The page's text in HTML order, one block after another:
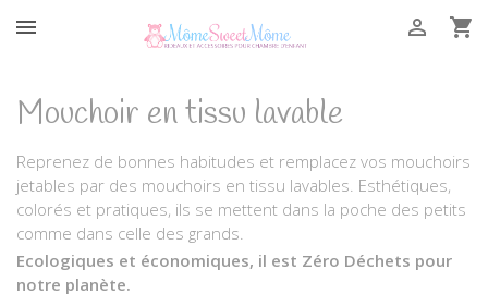
 

Mouchoir en tissu lavable
Reprenez de bonnes habitudes et remplacez vos mouchoirs
jetables par des mouchoirs en tissu lavables. Esthétiques,
colorés et pratiques, ils se mettent dans la poche des petits
comme dans celle des grands.
Ecologiques et économiques, il est Zéro Déchets pour
notre planète.